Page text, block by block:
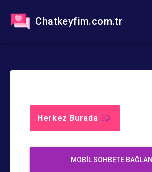
Chatkeyfim.com.tr
Herkez Burada
MOBIL SOHBETE BAĞLAN